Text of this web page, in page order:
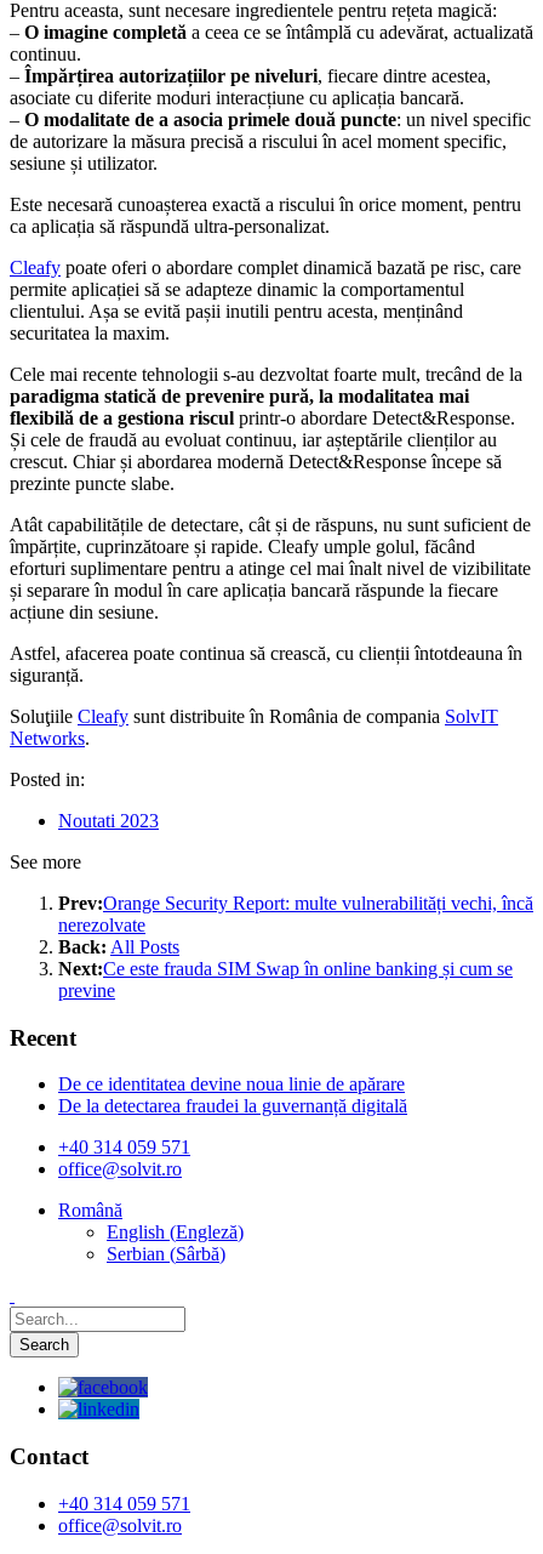
Pentru aceasta, sunt necesare ingredientele pentru rețeta magică:
– O imagine completă a ceea ce se întâmplă cu adevărat, actualizată
continuu.
– Împărțirea autorizațiilor pe niveluri, fiecare dintre acestea,
asociate cu diferite moduri interacțiune cu aplicația bancară.
– O modalitate de a asocia primele două puncte: un nivel specific
de autorizare la măsura precisă a riscului în acel moment specific,
sesiune și utilizator.
Este necesară cunoașterea exactă a riscului în orice moment, pentru
ca aplicația să răspundă ultra-personalizat.
Cleafy poate oferi o abordare complet dinamică bazată pe risc, care
permite aplicației să se adapteze dinamic la comportamentul
clientului. Așa se evită pașii inutili pentru acesta, menținând
securitatea la maxim.
Cele mai recente tehnologii s-au dezvoltat foarte mult, trecând de la
paradigma statică de prevenire pură, la modalitatea mai
flexibilă de a gestiona riscul printr-o abordare Detect&Response.
Și cele de fraudă au evoluat continuu, iar așteptările clienților au
crescut. Chiar și abordarea modernă Detect&Response începe să
prezinte puncte slabe.
Atât capabilitățile de detectare, cât și de răspuns, nu sunt suficient de
împărțite, cuprinzătoare și rapide. Cleafy umple golul, făcând
eforturi suplimentare pentru a atinge cel mai înalt nivel de vizibilitate
și separare în modul în care aplicația bancară răspunde la fiecare
acțiune din sesiune.
Astfel, afacerea poate continua să crească, cu clienții întotdeauna în
siguranță.
Soluţiile Cleafy sunt distribuite în România de compania SolvIT
Networks.
Posted in:
Noutati 2023
See more
Prev:Orange Security Report: multe vulnerabilități vechi, încă
nerezolvate
Back: All Posts
Next:Ce este frauda SIM Swap în online banking și cum se
previne
Recent
De ce identitatea devine noua linie de apărare
De la detectarea fraudei la guvernanță digitală
+40 314 059 571
office@solvit.ro
Română
English (Engleză)
Serbian (Sârbă)
Contact
+40 314 059 571
office@solvit.ro